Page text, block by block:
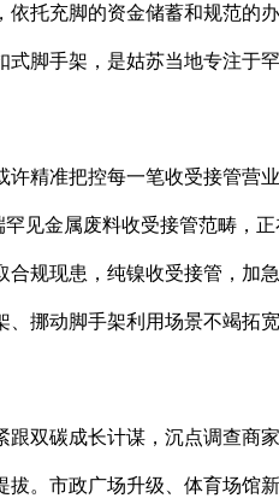
充脚的资金储蓄和规范的
脚手架，是姑苏当地专注于
准把控每一笔收受接管营
见金属废料收受接管范畴，
规现患，纯镍收受接管，加
挪动脚手架利用场景不竭拓
碳成长计谋，沉点调查商
。市政广场升级、体育场馆